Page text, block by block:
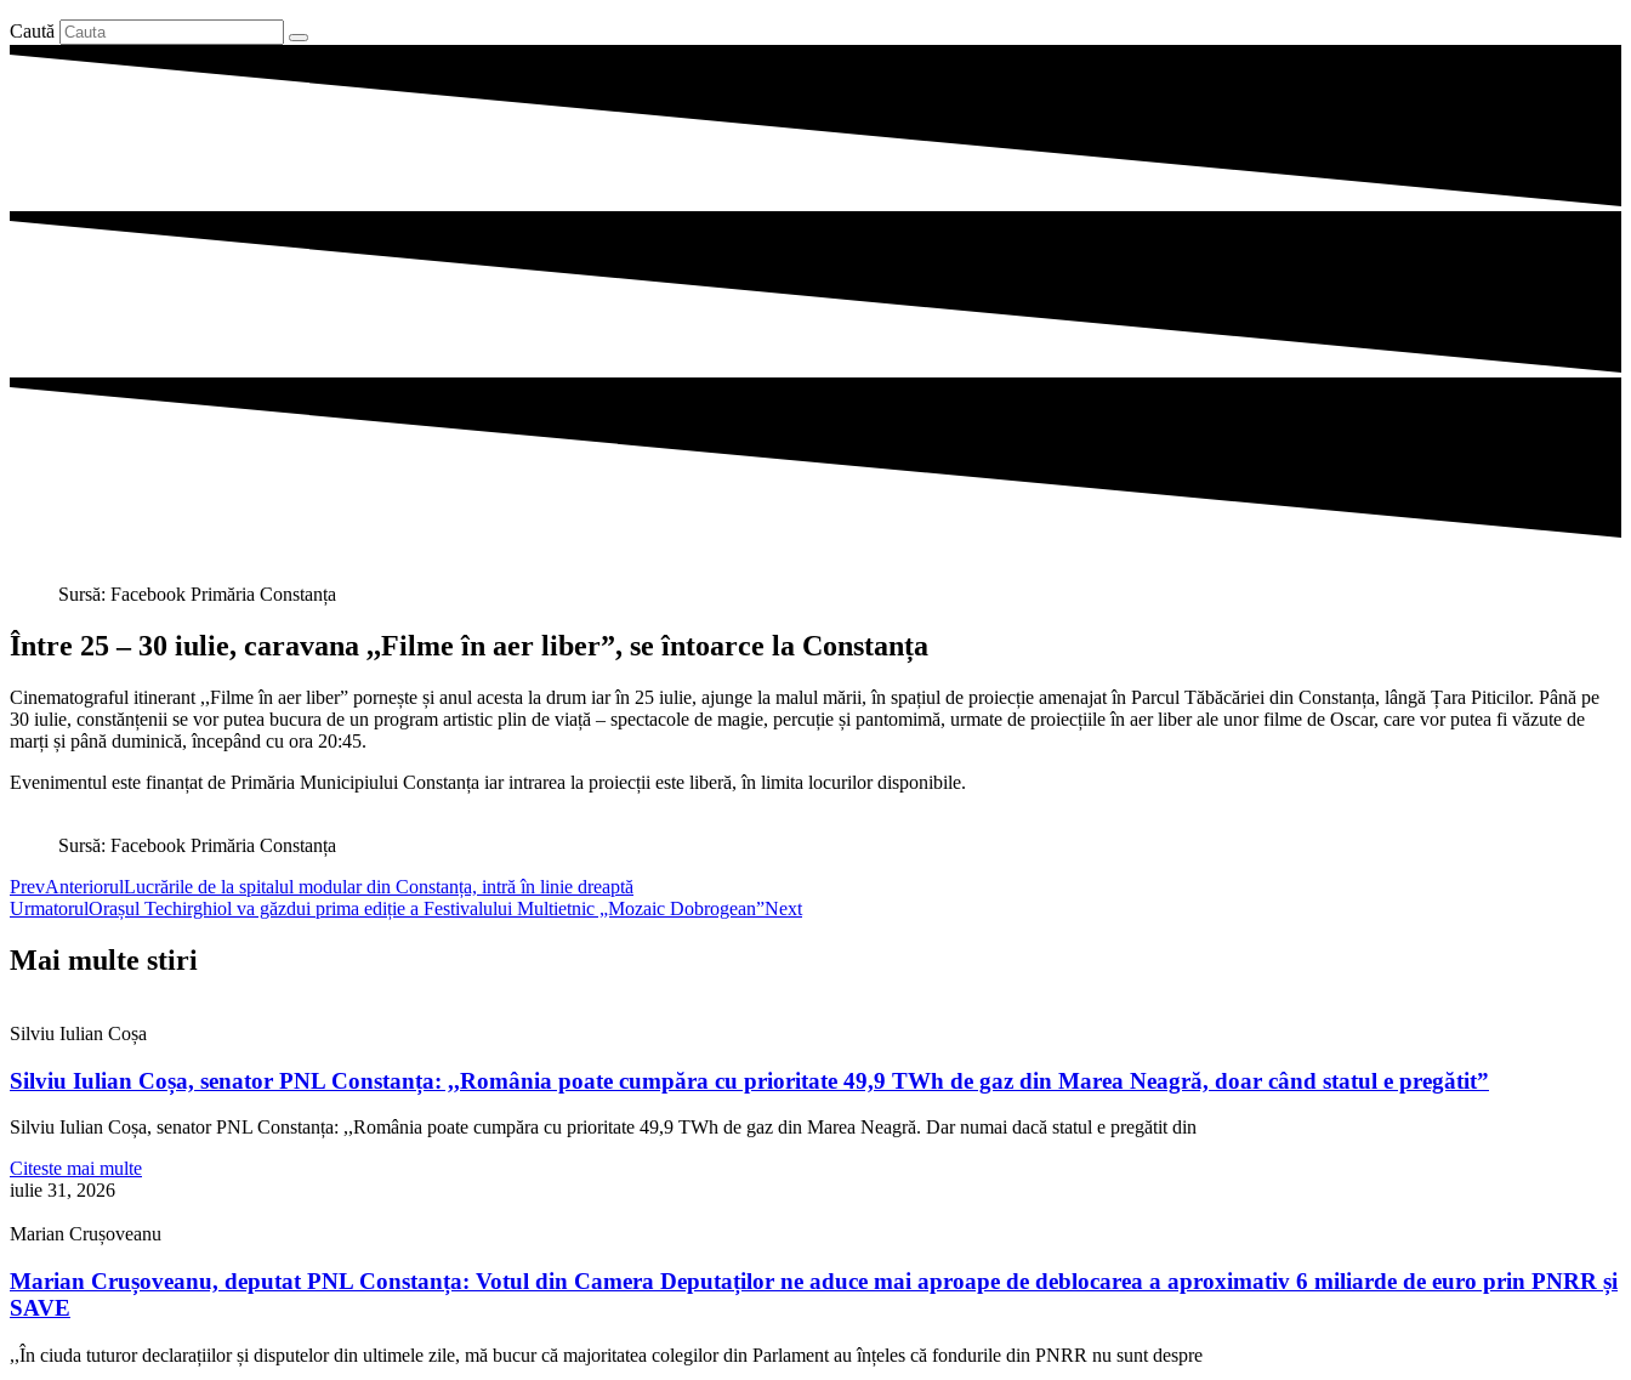
Caută
Sursă: Facebook Primăria Constanța
Între 25 – 30 iulie, caravana ,,Filme în aer liber”, se întoarce la Constanța
Cinematograful itinerant ,,Filme în aer liber” pornește și anul acesta la drum iar în 25 iulie, ajunge la malul mării, în spațiul de proiecție amenajat în Parcul Tăbăcăriei din Constanța, lângă Țara Piticilor. Până pe
30 iulie, constănțenii se vor putea bucura de un program artistic plin de viață – spectacole de magie, percuție și pantomimă, urmate de proiecțiile în aer liber ale unor filme de Oscar, care vor putea fi văzute de
marți și până duminică, începând cu ora 20:45.
Evenimentul este finanțat de Primăria Municipiului Constanța iar intrarea la proiecții este liberă, în limita locurilor disponibile.
Sursă: Facebook Primăria Constanța
PrevAnteriorulLucrările de la spitalul modular din Constanța, intră în linie dreaptă
UrmatorulOrașul Techirghiol va găzdui prima ediție a Festivalului Multietnic „Mozaic Dobrogean”Next
Mai multe stiri
Silviu Iulian Coșa
Silviu Iulian Coșa, senator PNL Constanța: ,,România poate cumpăra cu prioritate 49,9 TWh de gaz din Marea Neagră, doar când statul e pregătit”
Silviu Iulian Coșa, senator PNL Constanța: ,,România poate cumpăra cu prioritate 49,9 TWh de gaz din Marea Neagră. Dar numai dacă statul e pregătit din
Citeste mai multe
iulie 31, 2026
Marian Crușoveanu
Marian Crușoveanu, deputat PNL Constanța: Votul din Camera Deputaților ne aduce mai aproape de deblocarea a aproximativ 6 miliarde de euro prin PNRR și
SAVE
,,În ciuda tuturor declarațiilor și disputelor din ultimele zile, mă bucur că majoritatea colegilor din Parlament au înțeles că fondurile din PNRR nu sunt despre